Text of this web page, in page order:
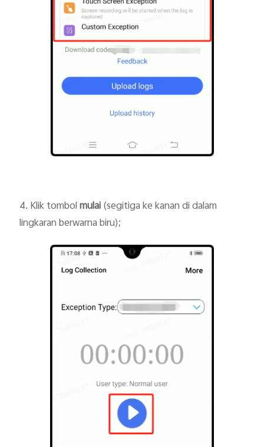
4. Klik tombolmulai(segitiga ke kanan di dalam
lingkaran berwarna biru);